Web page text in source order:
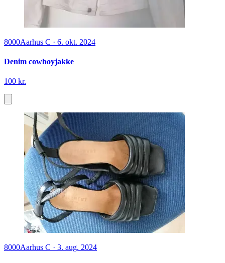
8000Aarhus C · 6. okt. 2024
Denim cowboyjakke
100 kr.
8000Aarhus C · 3. aug. 2024